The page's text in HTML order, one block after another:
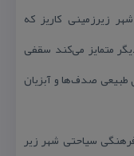
زیرزمینی كاریز كه
متمایز می‌كند سقفی
صدف‌ها و آبزیان
سیاحتی شهر زیر